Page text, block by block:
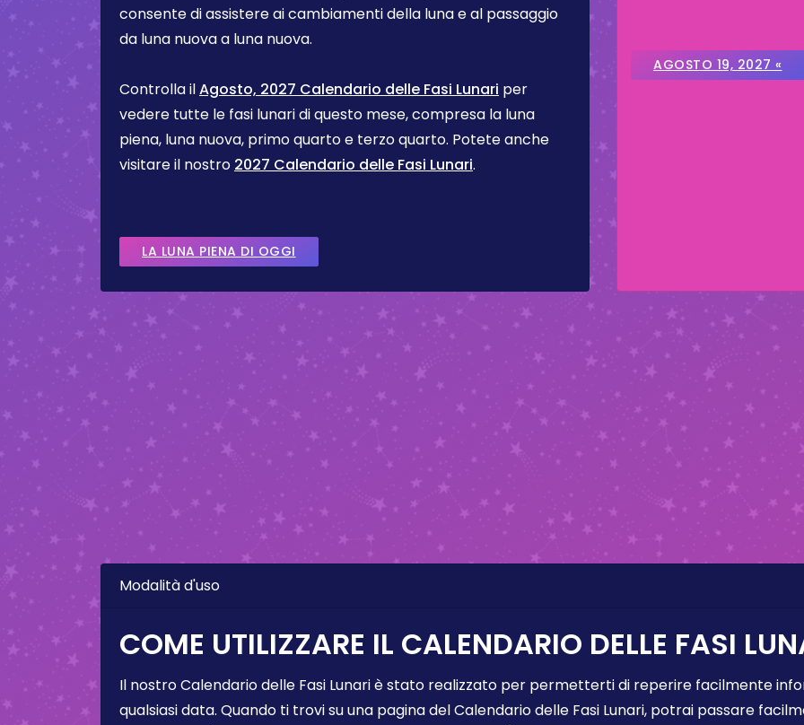
consente di assistere ai cambiamenti della luna e al passaggio
da luna nuova a luna nuova.
Controlla ilAgosto, 2027 Calendario delle Fasi Lunari per
vedere tutte le fasi lunari di questo mese, compresa la luna
piena, luna nuova, primo quarto e terzo quarto. Potete anche
visitare il nostro 2027 Calendario delle Fasi Lunari.
LA LUNA PIENA DI OGGI
AGOSTO 19, 2027 «
Modalità d'uso
COME UTILIZZARE IL CALENDARIO DELLE FASI
Il nostro Calendario delle Fasi Lunari è stato realizzato per permetterti di reperire facilmente
qualsiasi data. Quando ti trovi su una pagina del Calendario delle Fasi Lunari, potrai passare